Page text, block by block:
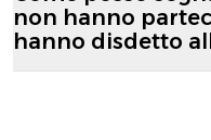
non hanno
hanno disdetto